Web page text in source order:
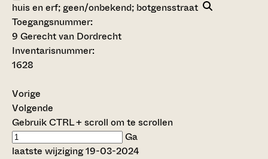
huis en erf; geen/onbekend; botgensstraat
Toegangsnummer:
9 Gerecht van Dordrecht
Inventarisnummer:
1628
Vorige
Volgende
Gebruik CTRL + scroll om te scrollen
Ga
laatste wijziging 19-03-2024